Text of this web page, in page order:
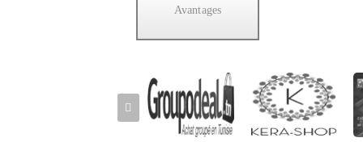
Avantages